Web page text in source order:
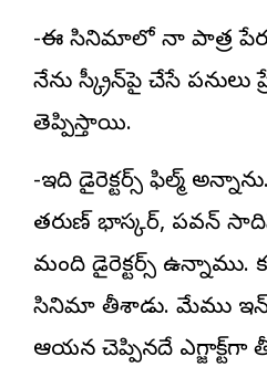
-ఈ సినిమాలో నా పాత్ర పేరు
నేను స్క్రీన్‌పై చేసే పనులు
తెప్పిస్తాయి.
-ఇది డైరెక్టర్స్ ఫిల్మ్
తరుణ్ భాస్కర్, పవన్
మంది డైరెక్టర్స్ ఉన్నాము.
సినిమా తీశాడు. మేము
ఆయన చెప్పినదే ఎగ్జాక్ట్‌గా